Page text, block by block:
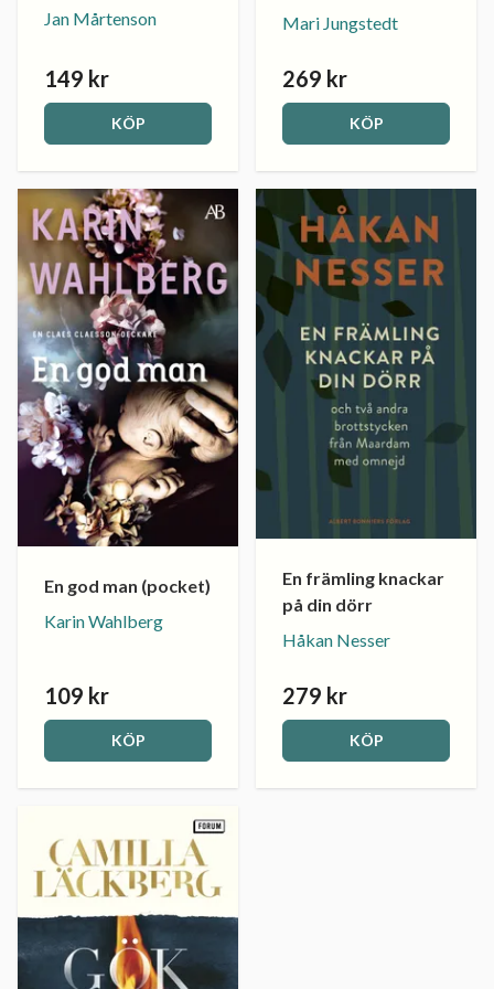
Jan Mårtenson
149 kr
KÖP
Mari Jungstedt
269 kr
KÖP
En god man (pocket)
Karin Wahlberg
109 kr
KÖP
En främling knackar
på din dörr
Håkan Nesser
279 kr
KÖP